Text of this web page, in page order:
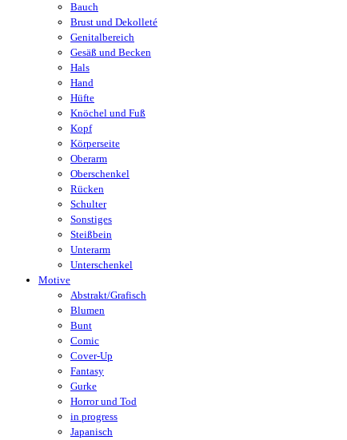
Bauch
Brust und Dekolleté
Genitalbereich
Gesäß und Becken
Hals
Hand
Hüfte
Knöchel und Fuß
Kopf
Körperseite
Oberarm
Oberschenkel
Rücken
Schulter
Sonstiges
Steißbein
Unterarm
Unterschenkel
Motive
Abstrakt/Grafisch
Blumen
Bunt
Comic
Cover-Up
Fantasy
Gurke
Horror und Tod
in progress
Japanisch